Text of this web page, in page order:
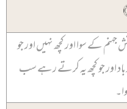
کے سوا اور کچھ نہیں اور جو
اور جو کچھ یہ کرتے رہے سب